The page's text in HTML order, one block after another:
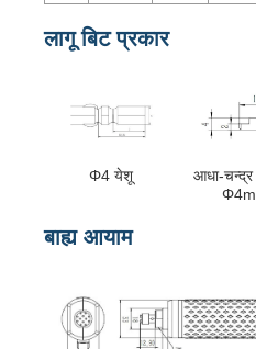
लागू बिट प्रकार
Φ4 येशू
आधा-
बाह्य आयाम